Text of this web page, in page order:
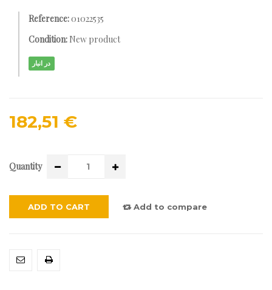
Reference:01022535
Condition: New product
در انبار
182,51 €
Quantity
ADD TO CART Add to compare